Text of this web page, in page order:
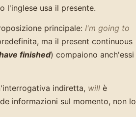
l'inglese usa il presente.
principale: I'm going to
ma il present continuous
finished) compaiono anch'essi
indiretta, will è
informazioni sul momento, non lo